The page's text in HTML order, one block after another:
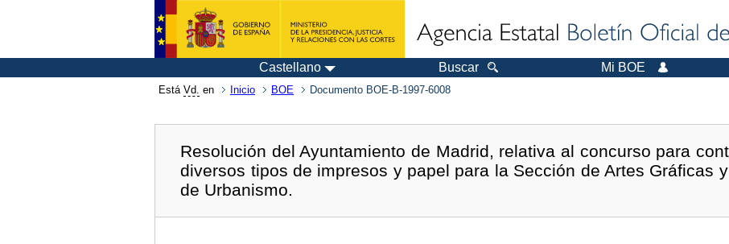
Castellano Buscar Mi BOE
Está Vd. en Inicio BOE Documento BOE-B-1997-6008
Resolución del Ayuntamiento de Madrid, relativa al concurso para
diversos tipos de impresos y papel para la Sección de Artes Gráficas
de Urbanismo.